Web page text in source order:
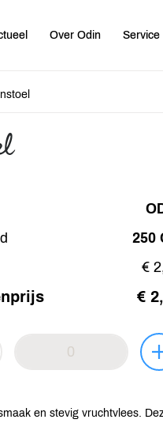
Over Odin Service
250
€
€
en stevig vruchtvlees.